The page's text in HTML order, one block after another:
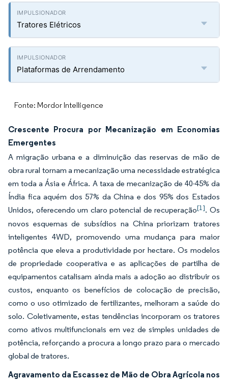
Tratores Elétricos
Plataformas de Arrendamento
Fonte: Mordor Intelligence
Crescente Procura por Mecanização em Economias
Emergentes
A migração urbana e a diminuição das reservas de mão de
obra rural tornam a mecanização uma necessidade estratégica
em toda a Ásia e África. A taxa de mecanização de 40-45% da
Índia fica aquém dos 57% da China e dos 95% dos Estados
Unidos, oferecendo um claro potencial de recuperação[1]. Os
novos esquemas de subsídios na China priorizam tratores
inteligentes 4WD, promovendo uma mudança para maior
potência que eleva a produtividade por hectare. Os modelos
de propriedade cooperativa e as aplicações de partilha de
equipamentos catalisam ainda mais a adoção ao distribuir os
custos, enquanto os benefícios de colocação de precisão,
como o uso otimizado de fertilizantes, melhoram a saúde do
solo. Coletivamente, estas tendências incorporam os tratores
como ativos multifuncionais em vez de simples unidades de
potência, reforçando a procura a longo prazo para o mercado
global de tratores.
Agravamento da Escassez de Mão de Obra Agrícola nos